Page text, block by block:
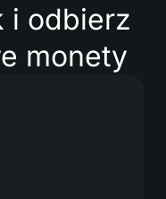
i odbierz
monety